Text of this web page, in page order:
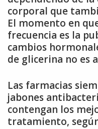
corporal que
El momento en
frecuencia es la
cambios
de glicerina no es
Las farmacias
jabones
contengan los
tratamiento,